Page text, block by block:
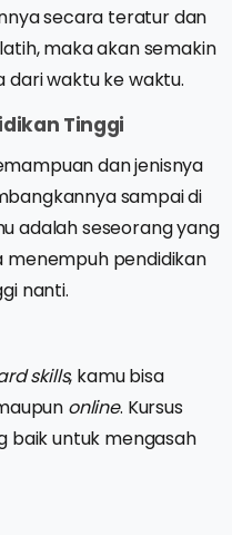
secara teratur dan
maka akan semakin
waktu ke waktu.
Tinggi
dan jenisnya
sampai di
adalah seseorang yang
menempuh pendidikan
nanti.
skills, kamu bisa
online. Kursus
baik untuk mengasah